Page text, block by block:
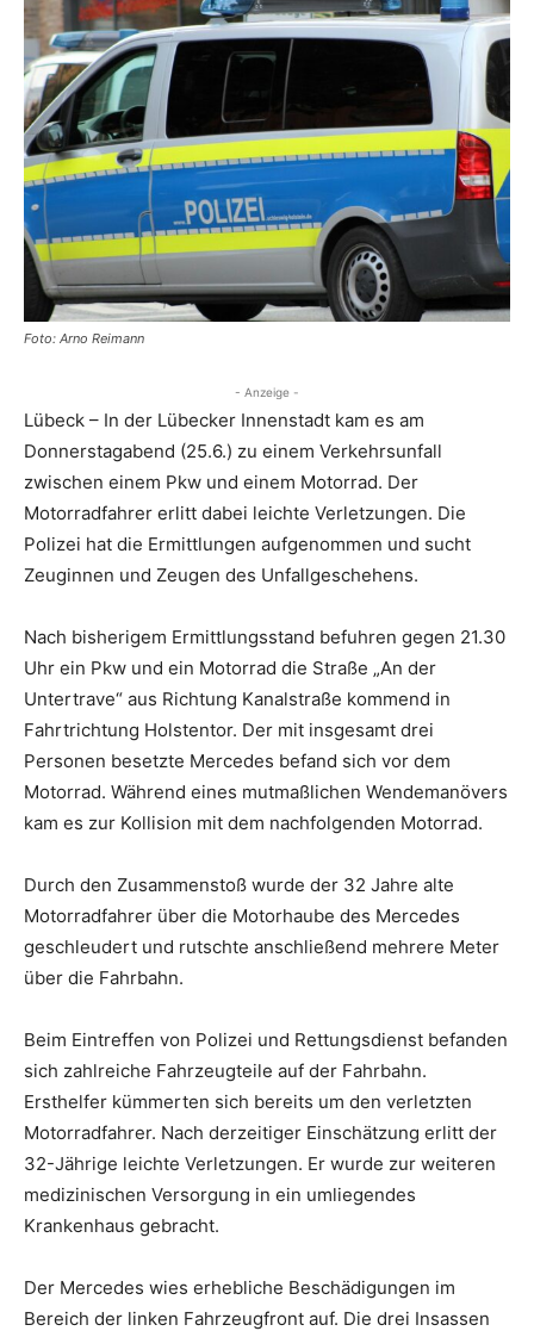
Foto: Arno Reimann
- Anzeige -
Lübeck – In der Lübecker Innenstadt kam es am
Donnerstagabend (25.6.) zu einem Verkehrsunfall
zwischen einem Pkw und einem Motorrad. Der
Motorradfahrer erlitt dabei leichte Verletzungen. Die
Polizei hat die Ermittlungen aufgenommen und sucht
Zeuginnen und Zeugen des Unfallgeschehens.
Nach bisherigem Ermittlungsstand befuhren gegen 21.30
Uhr ein Pkw und ein Motorrad die Straße „An der
Untertrave“ aus Richtung Kanalstraße kommend in
Fahrtrichtung Holstentor. Der mit insgesamt drei
Personen besetzte Mercedes befand sich vor dem
Motorrad. Während eines mutmaßlichen Wendemanövers
kam es zur Kollision mit dem nachfolgenden Motorrad.
Durch den Zusammenstoß wurde der 32 Jahre alte
Motorradfahrer über die Motorhaube des Mercedes
geschleudert und rutschte anschließend mehrere Meter
über die Fahrbahn.
Beim Eintreffen von Polizei und Rettungsdienst befanden
sich zahlreiche Fahrzeugteile auf der Fahrbahn.
Ersthelfer kümmerten sich bereits um den verletzten
Motorradfahrer. Nach derzeitiger Einschätzung erlitt der
32-Jährige leichte Verletzungen. Er wurde zur weiteren
medizinischen Versorgung in ein umliegendes
Krankenhaus gebracht.
Der Mercedes wies erhebliche Beschädigungen im
Bereich der linken Fahrzeugfront auf. Die drei Insassen